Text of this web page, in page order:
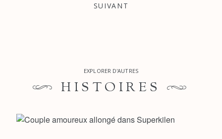
SUIVANT
EXPLORER D'AUTRES
HISTOIRES